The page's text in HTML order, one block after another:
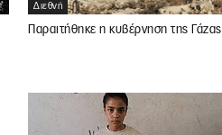
Διεθνή
Παραιτήθηκε η κυβέρνηση της Γάζας